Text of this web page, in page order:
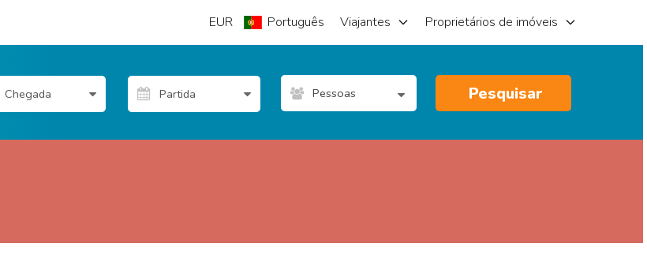
EUR Português Viajantes Proprietários de imóveis
Pessoas Pesquisar